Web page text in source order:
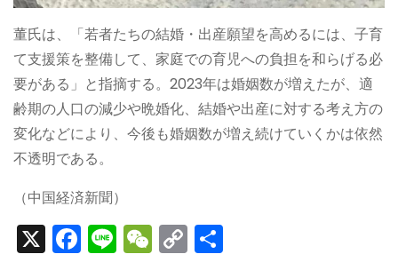
董氏は、「若者たちの結婚・出産願望を高めるには、子育
て支援策を整備して、家庭での育児への負担を和らげる必
要がある」と指摘する。2023年は婚姻数が増えたが、適
齢期の人口の減少や晩婚化、結婚や出産に対する考え方の
変化などにより、今後も婚姻数が増え続けていくかは依然
不透明である。
（中国経済新聞）
X F Li W C